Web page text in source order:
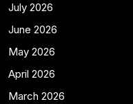
July 2026
June 2026
May 2026
April 2026
March 2026